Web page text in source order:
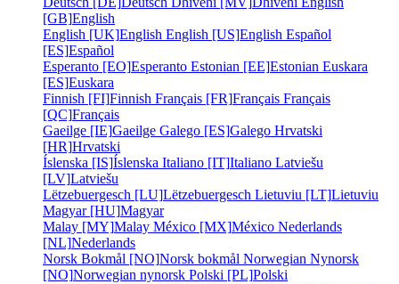
[GB]English
English [UK]English English [US]English Español
[ES]Español
Esperanto [EO]Esperanto Estonian [EE]Estonian Euskara
[ES]Euskara
Finnish [FI]Finnish Français [FR]Français Français
[QC]Français
Gaeilge [IE]Gaeilge Galego [ES]Galego Hrvatski
[HR]Hrvatski
Íslenska [IS]Íslenska Italiano [IT]Italiano Latviešu
[LV]Latviešu
Lëtzebuergesch [LU]Lëtzebuergesch Lietuviu [LT]Lietuviu
Magyar [HU]Magyar
Malay [MY]Malay México [MX]México Nederlands
[NL]Nederlands
Norsk Bokmål [NO]Norsk bokmål Norwegian Nynorsk
[NO]Norwegian nynorsk Polski [PL]Polski